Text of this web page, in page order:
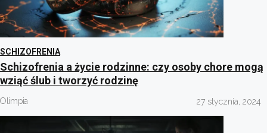
SCHIZOFRENIA
Schizofrenia a życie rodzinne: czy osoby chore mogą
wziąć ślub i tworzyć rodzinę
Olimpia 27 stycznia, 2024